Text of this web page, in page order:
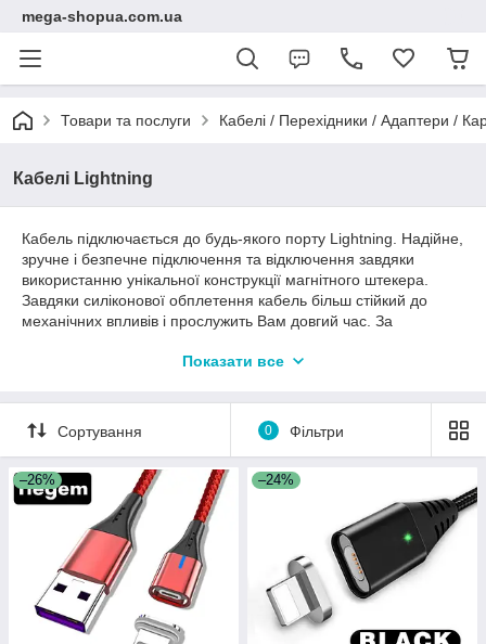
mega-shopua.com.ua
Товари та послуги Кабелі / Перехідники / Адаптери /
Кабелі Lightning
Кабель підключається до будь-якого порту Lightning. Надійне,
зручне і безпечне підключення та відключення завдяки
використанню унікальної конструкції магнітного штекера.
Завдяки силіконової обплетення кабель більш стійкий до
механічних впливів і прослужить Вам довгий час. За
ваш телефон або планшет на підзарядку одним рухом.
відволікаючись від справи, збереже його, якщо хтось
зачепить кабель, захистить роз'єм від зносу і пилу і полегшить
підключення в темряві з допомогою led індикатора.
Довжина кабелю 1, 2 метра. В комплекті перехідник на
Lightning дозволить заряджати будь-яку техніку.
Асортимент розділу постійно поповнюється. Слідкуйте за
Новинками!
Показати все
Сортування 0 Фільтри
–26% –24%